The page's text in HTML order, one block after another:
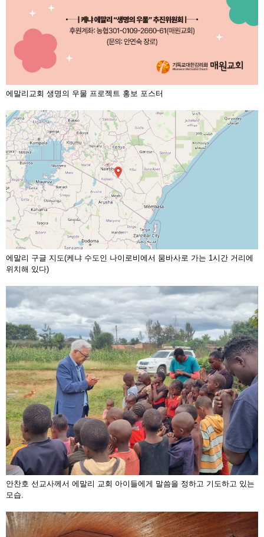
에말리교회 생명의 우물 프로젝트 홍보 포스터
에말리 구글 지도(케냐 수도인 나이로비에서 뭄바사로 가는 1시간 거리에
위치해 있다)
안찬호 선교사께서 에말리 교회 아이들에게 말씀을 정하고 기도하고 있는
모습.